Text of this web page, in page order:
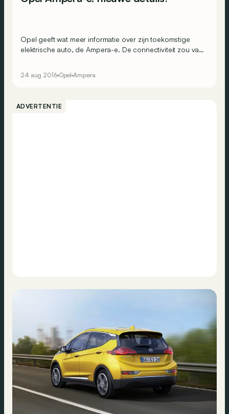
Opel geeft wat meer informatie over zijn toekomstige
elektrische auto, de Ampera-e. De connectiviteit zou van
24 aug 2016 Opel Ampera
ADVERTENTIE